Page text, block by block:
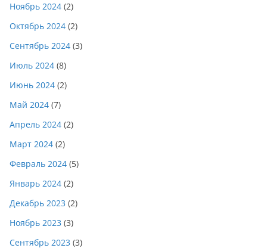
Ноябрь 2024 (2)
Октябрь 2024 (2)
Сентябрь 2024 (3)
Июль 2024 (8)
Июнь 2024 (2)
Май 2024 (7)
Апрель 2024 (2)
Март 2024 (2)
Февраль 2024 (5)
Январь 2024 (2)
Декабрь 2023 (2)
Ноябрь 2023 (3)
Сентябрь 2023 (3)